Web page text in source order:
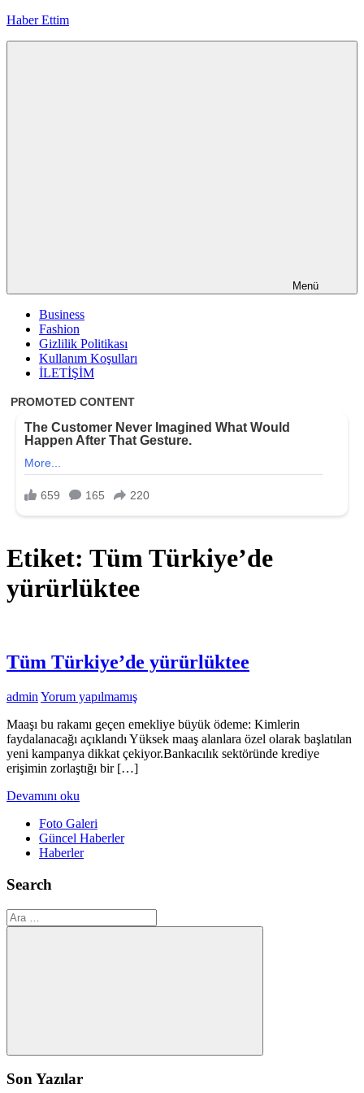
İçeriğe
Haber Ettim
Menü
Business
Fashion
Gizlilik Politikası
Kullanım Koşulları
İLETİŞİM
Etiket: Tüm Türkiye’de
yürürlüktee
Tüm Türkiye’de yürürlüktee
admin Yorum yapılmamış
Maaşı bu rakamı geçen emekliye büyük ödeme: Kimlerin
faydalanacağı açıklandı Yüksek maaş alanlara özel olarak başlatılan
yeni kampanya dikkat çekiyor.Bankacılık sektöründe krediye
erişimin zorlaştığı bir […]
Devamını oku
Foto Galeri
Güncel Haberler
Haberler
Search
Ara:
Ara
Son Yazılar